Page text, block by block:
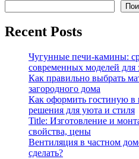
Recent Posts
Чугунные печи-камины:
современных моделей для
Как правильно выбрать
загородного дома
Как оформить гостиную в
решения для уюта и стиля
Title: Изготовление и
свойства, цены
Вентиляция в частном
сделать?